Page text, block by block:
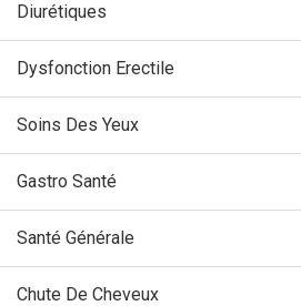
Diurétiques
Dysfonction Erectile
Soins Des Yeux
Gastro Santé
Santé Générale
Chute De Cheveux